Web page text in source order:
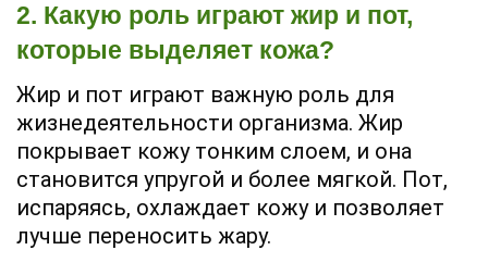
2. Какую роль играют жир и пот,
которые выделяет кожа?
Жир и пот играют важную роль для
жизнедеятельности организма. Жир
покрывает кожу тонким слоем, и она
становится упругой и более мягкой. Пот,
испаряясь, охлаждает кожу и позволяет
лучше переносить жару.